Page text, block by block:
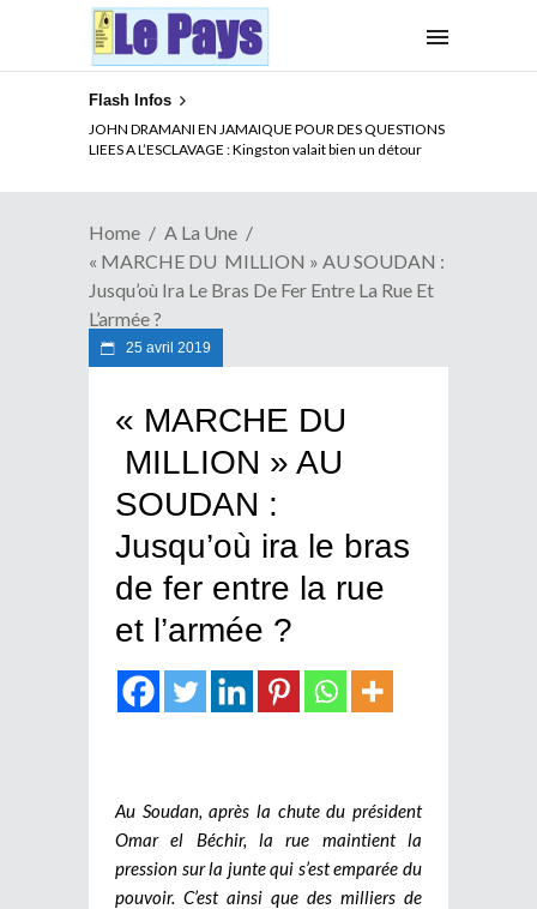
Flash Infos
JOHN DRAMANI EN JAMAIQUE POUR DES QUESTIONS
LIEES A L’ESCLAVAGE : Kingston valait bien un détour
ELECTION DE TALON A LA TETE DU SENAT BENINOIS :
Quand Patrice quitte le pouvoir sans partir !
Home
A La Une
« MARCHE DU MILLION » AU SOUDAN :
Jusqu’où Ira Le Bras De Fer Entre La Rue Et
L’armée ?
25 avril 2019
« MARCHE DU
MILLION » AU
SOUDAN :
Jusqu’où ira le bras
de fer entre la rue
et l’armée ?
Au Soudan, après la chute du président
Omar el Béchir, la rue maintient la
pression sur la junte qui s’est emparée du
pouvoir. C’est ainsi que des milliers de